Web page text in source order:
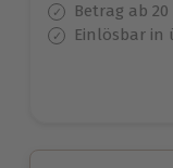
Betrag ab
Einlösbar in